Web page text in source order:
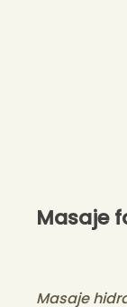
Masaje
Masaje